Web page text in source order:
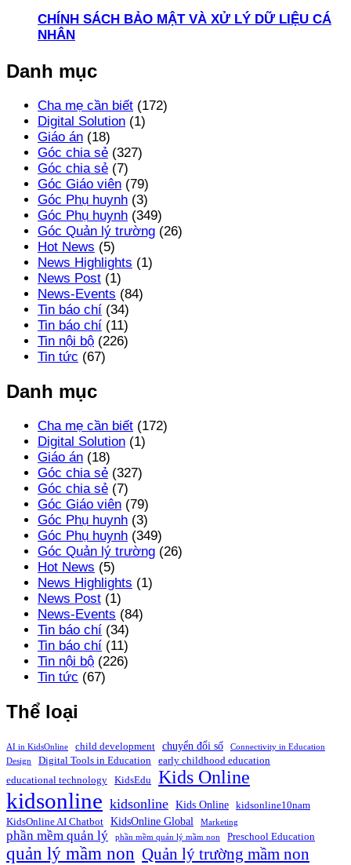
CHÍNH SÁCH BẢO MẬT VÀ XỬ LÝ DỮ LIỆU CÁ
NHÂN
Danh mục
Cha mẹ cần biết (172)
Digital Solution (1)
Giáo án (18)
Góc chia sẻ (327)
Góc chia sẻ (7)
Góc Giáo viên (79)
Góc Phụ huynh (3)
Góc Phụ huynh (349)
Góc Quản lý trường (26)
Hot News (5)
News Highlights (1)
News Post (1)
News-Events (84)
Tin báo chí (34)
Tin báo chí (11)
Tin nội bộ (226)
Tin tức (67)
Danh mục
Cha mẹ cần biết (172)
Digital Solution (1)
Giáo án (18)
Góc chia sẻ (327)
Góc chia sẻ (7)
Góc Giáo viên (79)
Góc Phụ huynh (3)
Góc Phụ huynh (349)
Góc Quản lý trường (26)
Hot News (5)
News Highlights (1)
News Post (1)
News-Events (84)
Tin báo chí (34)
Tin báo chí (11)
Tin nội bộ (226)
Tin tức (67)
Thể loại
AI in KidsOnline child development chuyển đổi số
Connectivity in Education
Design
Digital Tools in Education
early childhood education
educational technology
KidsEdu Kids Online
kidsonline kidsonline Kids Online
kidsonline10nam
KidsOnline AI Chatbot
KidsOnline Global Marketing
phần mềm quản lý phần mềm quản lý mầm non Preschool Education
quản lý mầm non Quản lý trường mầm non